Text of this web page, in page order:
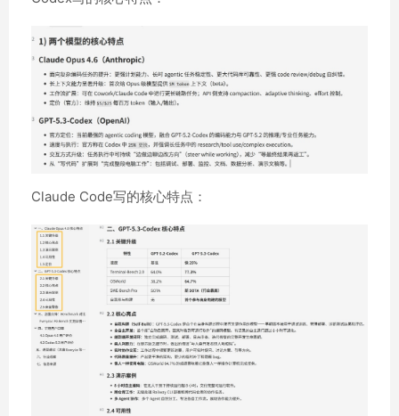
Claude Code写的核心特点：